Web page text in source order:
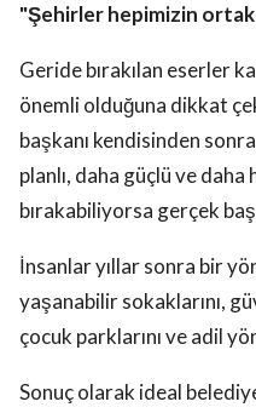
"Şehirler hepimizin
Geride bırakılan eserler
önemli olduğuna dikkat
başkanı kendisinden
planlı, daha güçlü ve
bırakabiliyorsa gerçek
İnsanlar yıllar sonra bir
yaşanabilir sokaklarını,
çocuk parklarını ve adil
Sonuç olarak ideal